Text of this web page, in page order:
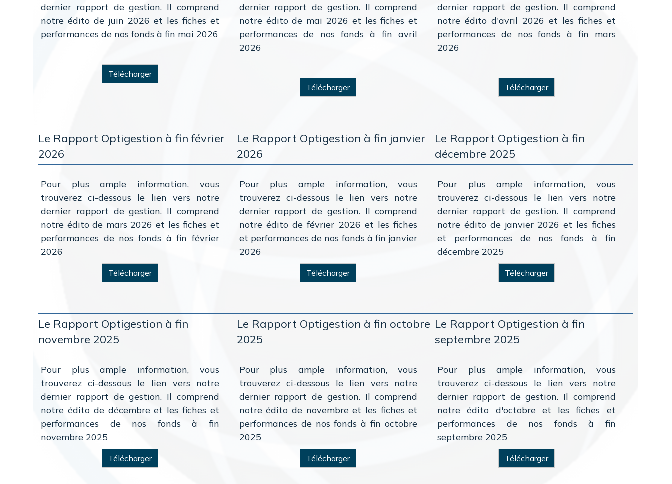
dernier rapport de gestion. Il comprend
notre édito de juin 2026 et les fiches et
performances de nos fonds à fin mai 2026
Télécharger
dernier rapport de gestion. Il comprend
notre édito de mai 2026 et les fiches et
performances de nos fonds à fin avril
2026
Télécharger
dernier rapport de gestion. Il comprend
notre édito d'avril 2026 et les fiches et
performances de nos fonds à fin mars
2026
Télécharger
Le Rapport Optigestion à fin février
2026
Pour plus ample information, vous
trouverez ci-dessous le lien vers notre
dernier rapport de gestion. Il comprend
notre édito de mars 2026 et les fiches et
performances de nos fonds à fin février
2026
Télécharger
Le Rapport Optigestion à fin janvier
2026
Pour plus ample information, vous
trouverez ci-dessous le lien vers notre
dernier rapport de gestion. Il comprend
notre édito de février 2026 et les fiches
et performances de nos fonds à fin janvier
2026
Télécharger
Le Rapport Optigestion à fin
décembre 2025
Pour plus ample information, vous
trouverez ci-dessous le lien vers notre
dernier rapport de gestion. Il comprend
notre édito de janvier 2026 et les fiches
et performances de nos fonds à fin
décembre 2025
Télécharger
Le Rapport Optigestion à fin
novembre 2025
Pour plus ample information, vous
trouverez ci-dessous le lien vers notre
dernier rapport de gestion. Il comprend
notre édito de décembre et les fiches et
performances de nos fonds à fin
novembre 2025
Télécharger
Le Rapport Optigestion à fin octobre
2025
Pour plus ample information, vous
trouverez ci-dessous le lien vers notre
dernier rapport de gestion. Il comprend
notre édito de novembre et les fiches et
performances de nos fonds à fin octobre
2025
Télécharger
Le Rapport Optigestion à fin
septembre 2025
Pour plus ample information, vous
trouverez ci-dessous le lien vers notre
dernier rapport de gestion. Il comprend
notre édito d'octobre et les fiches et
performances de nos fonds à fin
septembre 2025
Télécharger